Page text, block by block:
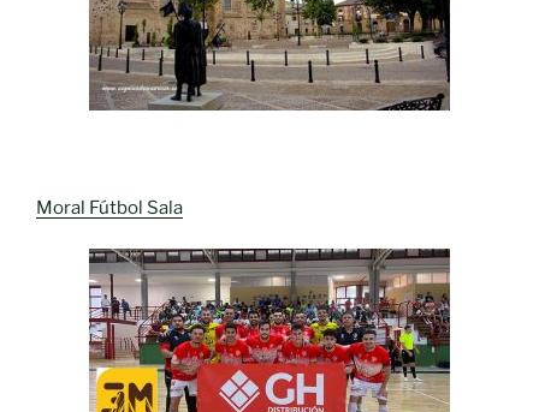
Moral Fútbol Sala